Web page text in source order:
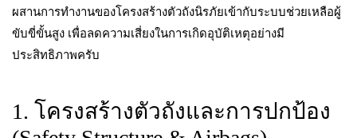
ผสานการทำงานของโครงสร้างตัวถังนิรภัยเข้ากับระบบช่วยเหลือผู้
ขับขี่ขั้นสูง เพื่อลดความเสี่ยงในการเกิดอุบัติเหตุอย่างมี
ประสิทธิภาพครับ
1. โครงสร้างตัวถังและการปกป้อง